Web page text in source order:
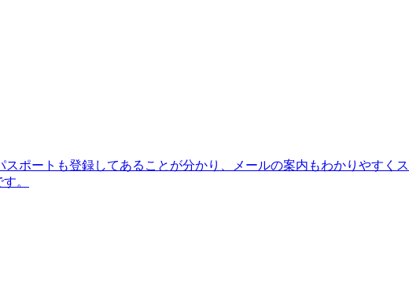
ポートも登録してあることが分かり、メールの案内もわかりやすくス
。